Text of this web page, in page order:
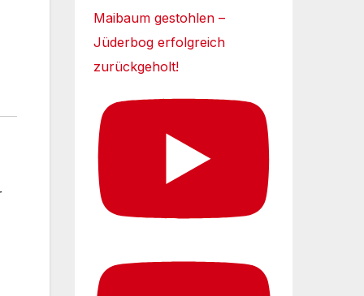
Maibaum gestohlen –
Jüderbog erfolgreich
zurückgeholt!